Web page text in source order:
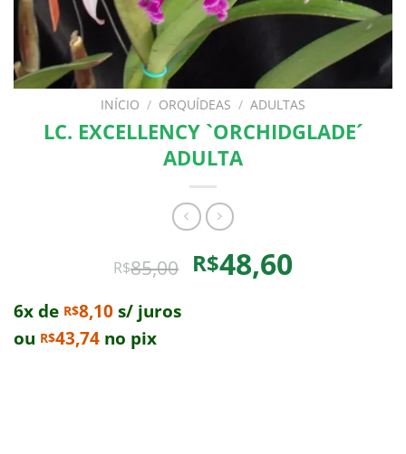
INÍCIO / ORQUÍDEAS / ADULTAS
LC. EXCELLENCY `ORCHIDGLADE´
ADULTA
R$85,00 O
preço
R$48,60O
preço
6x de R$8,10s/ juros
ou R$43,74 no pix